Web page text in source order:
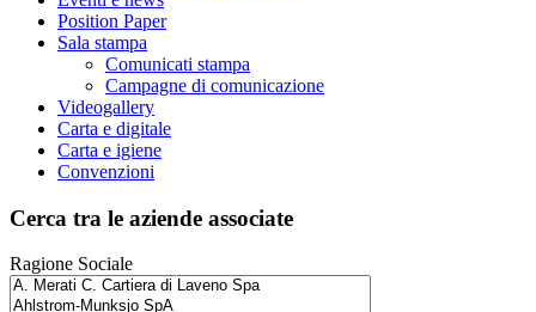
Position Paper
Sala stampa
Comunicati stampa
Campagne di comunicazione
Videogallery
Carta e digitale
Carta e igiene
Convenzioni
Cerca tra le aziende associate
Ragione Sociale